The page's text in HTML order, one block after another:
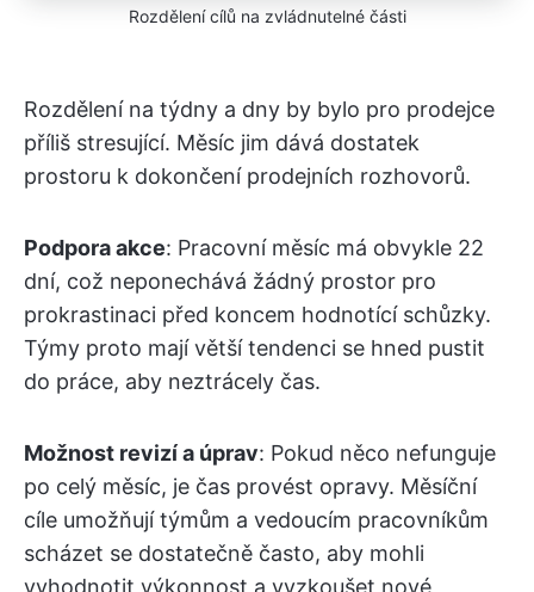
Rozdělení cílů na zvládnutelné části
Rozdělení na týdny a dny by bylo pro prodejce
příliš stresující. Měsíc jim dává dostatek
prostoru k dokončení prodejních rozhovorů.
Podpora akce: Pracovní měsíc má obvykle 22
dní, což neponechává žádný prostor pro
prokrastinaci před koncem hodnotící schůzky.
Týmy proto mají větší tendenci se hned pustit
do práce, aby neztrácely čas.
Možnost revizí a úprav: Pokud něco nefunguje
po celý měsíc, je čas provést opravy. Měsíční
cíle umožňují týmům a vedoucím pracovníkům
scházet se dostatečně často, aby mohli